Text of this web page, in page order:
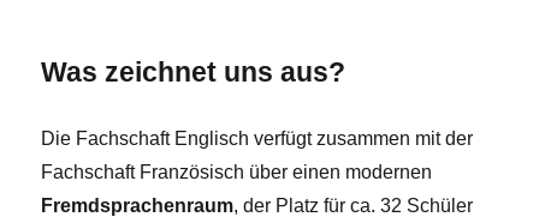
Was zeichnet uns aus?
Die Fachschaft Englisch verfügt zusammen mit der
Fachschaft Französisch über einen modernen
Fremdsprachenraum, der Platz für ca. 32 Schüler